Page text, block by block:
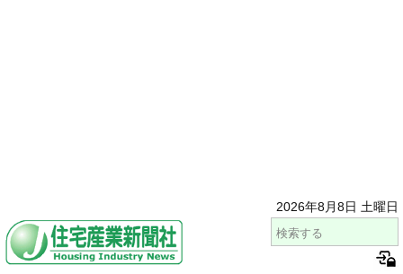
2026年8月8日 土曜日